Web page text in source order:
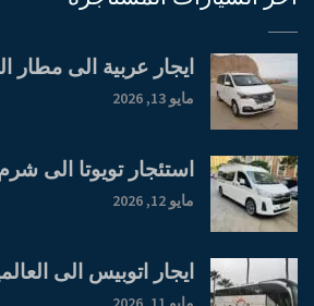
ايجار عربية الى مطار
مايو 13, 2026
استئجار تويوتا الى
مايو 12, 2026
ايجار اتوبيس الى